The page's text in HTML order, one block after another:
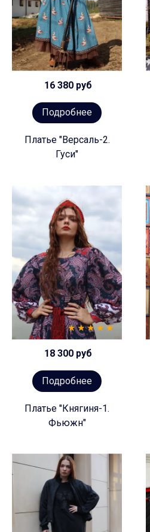
16 380 руб
Подробнее
Платье "Версаль-2.
Гуси"
18 300 руб
Подробнее
Платье "Княгиня-1.
Фьюжн"